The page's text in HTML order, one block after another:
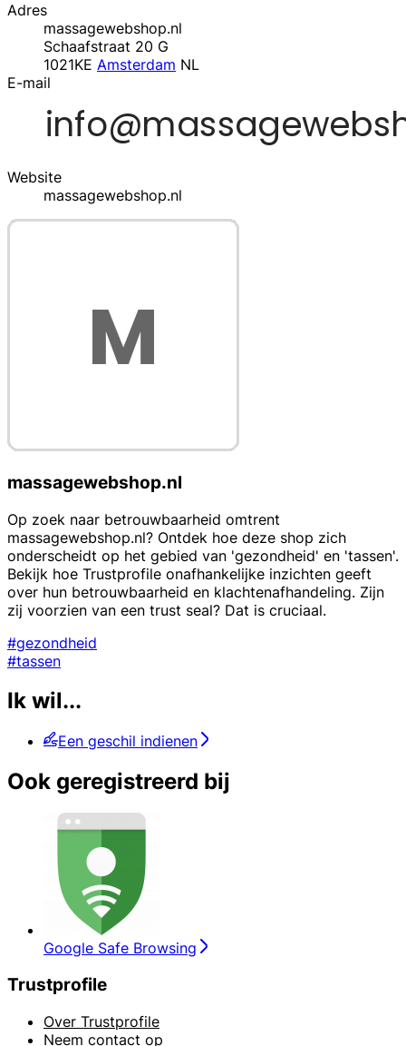
Adres
massagewebshop.nl
Schaafstraat 20 G
1021KE Amsterdam NL
E-mail
Website
massagewebshop.nl
massagewebshop.nl
Op zoek naar betrouwbaarheid omtrent
massagewebshop.nl? Ontdek hoe deze shop zich
onderscheidt op het gebied van 'gezondheid' en 'tassen'.
Bekijk hoe Trustprofile onafhankelijke inzichten geeft
over hun betrouwbaarheid en klachtenafhandeling. Zijn
zij voorzien van een trust seal? Dat is cruciaal.
#gezondheid
#tassen
Ik wil...
Een geschil indienen
Ook geregistreerd bij
Google Safe Browsing
Trustprofile
Over Trustprofile
Neem contact op